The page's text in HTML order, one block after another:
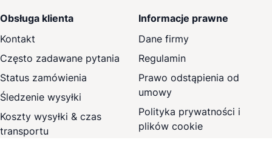
Obsługa klienta
Kontakt
Często zadawane pytania
Status zamówienia
Śledzenie wysyłki
Koszty wysyłki & czas
transportu
Informacje prawne
Dane firmy
Regulamin
Prawo odstąpienia od
umowy
Polityka prywatności i
plików cookie